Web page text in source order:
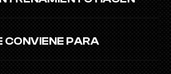
CONVIENE PARA